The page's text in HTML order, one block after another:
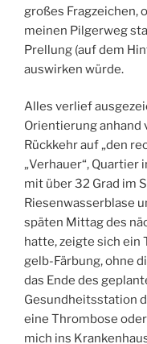
großes Fragzeichen,
meinen Pilgerweg
Prellung (auf dem
auswirken würde.
Alles verlief
Orientierung anhand
Rückkehr auf „den
„Verhauer“, Quartier
mit über 32 Grad im
Riesenwasserblase
späten Mittag des
hatte, zeigte sich ein
gelb-Färbung, ohne
das Ende des
Gesundheitsstation
eine Thrombose
mich ins